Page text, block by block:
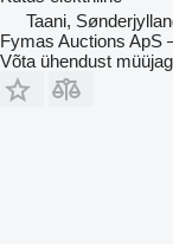
Taani,
Fymas Auctions ApS
Võta ühendust